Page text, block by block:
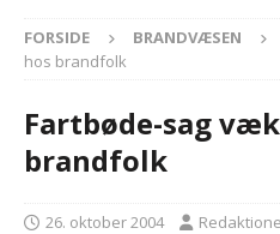
FORSIDE BRANDVÆSEN
hos brandfolk
Fartbøde-sag
brandfolk
26. oktober 2004